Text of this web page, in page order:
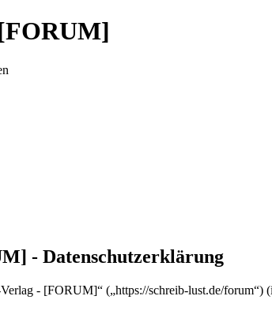
- Datenschutzerklärung
- [FORUM]“ („https://schreib-lust.de/forum“)